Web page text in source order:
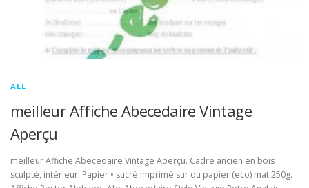
ALL
meilleur Affiche Abecedaire Vintage
Aperçu
meilleur Affiche Abecedaire Vintage Aperçu. Cadre ancien en bois
sculpté, intérieur. Papier • sucré imprimé sur du papier (eco) mat 250g.